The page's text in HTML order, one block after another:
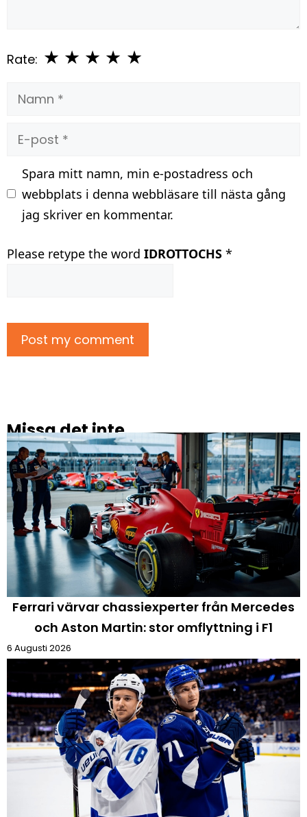
Rate: ★
★
★
★
★
Namn
E-
post
Spara mitt namn, min e-postadress och
webbplats i denna webbläsare till nästa gång
jag skriver en kommentar.
Please retype the word IDROTTOCHS *
Missa det inte
Ferrari värvar chassiexperter från Mercedes
och Aston Martin: stor omflyttning i F1
6 Augusti 2026